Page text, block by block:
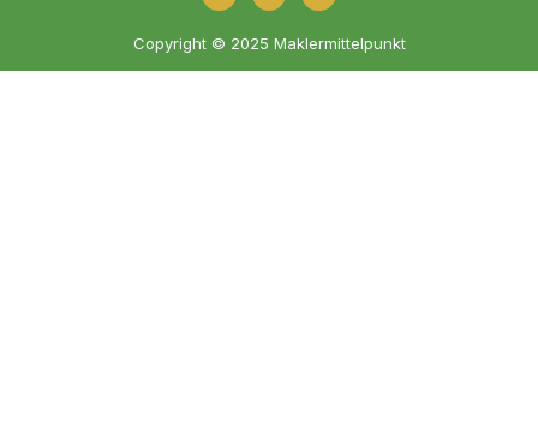
Copyright © 2025 Maklermittelpunkt